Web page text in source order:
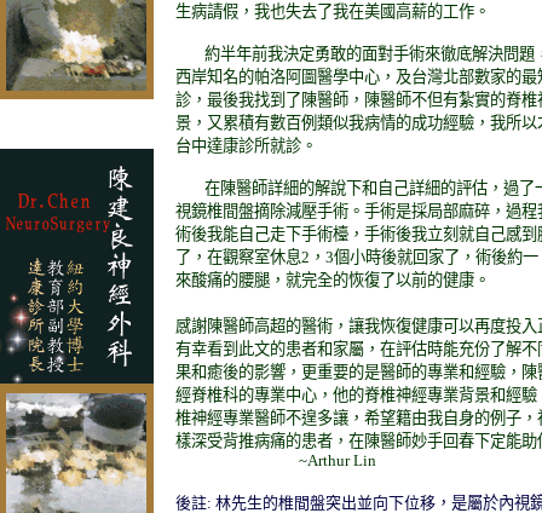
生病請假，我也失去了我在美國高薪的工作。
約半年前我決定勇敢的面對手術來徹底解決問題
西岸知名的帕洛阿圖醫學中心，及台灣北部數家的
診，最後我找到了陳醫師，陳醫師不但有紮實的脊
景，又累積有數百例類似我病情的成功經驗，我所
台中達康診所就診。
在陳醫師詳細的解說下和自己詳細的評估，過了
視鏡椎間盤摘除減壓手術。手術是採局部麻碎，過
術後我能自己走下手術檯，手術後我立刻就自己感到
了，在觀察室休息2 ， 3個小時後就回家了，術後約
來酸痛的腰腿，就完全的恢復了以前的健康。
感謝陳醫師高超的醫術，讓我恢復健康可以再度投
有幸看到此文的患者和家屬，在評估時能充份了解
果和癒後的影響，更重要的是醫師的專業和經驗，
經脊椎科的專業中心，他的脊椎神經專業背景和經
椎神經專業醫師不遑多讓，希望籍由我自身的例子
樣深受背推病痛的患者，在陳醫師妙手回春下定能助
~Arthur Lin
後註: 林先生的椎間盤突出並向下位移 ，是屬於內視